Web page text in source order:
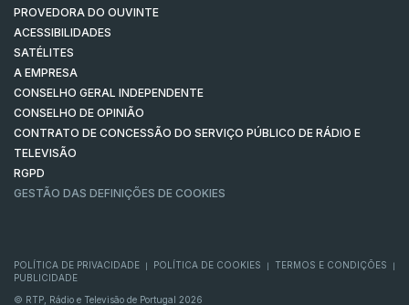
PROVEDORA DO OUVINTE
ACESSIBILIDADES
SATÉLITES
A EMPRESA
CONSELHO GERAL INDEPENDENTE
CONSELHO DE OPINIÃO
CONTRATO DE CONCESSÃO DO SERVIÇO PÚBLICO DE RÁDIO E
TELEVISÃO
RGPD
GESTÃO DAS DEFINIÇÕES DE COOKIES
POLÍTICA DE PRIVACIDADE POLÍTICA DE COOKIES TERMOS E CONDIÇÕES
PUBLICIDADE
© RTP, Rádio e Televisão de Portugal 2026